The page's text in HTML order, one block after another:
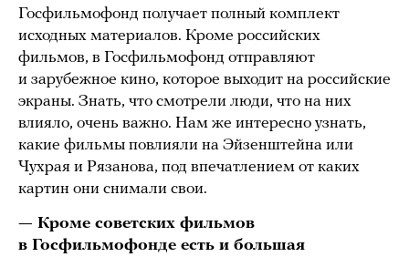
Госфильмофонд получает полный комплект
исходных материалов. Кроме российских
фильмов, в Госфильмофонд отправляют
и зарубежное кино, которое выходит на российские
экраны. Знать, что смотрели люди, что на них
влияло, очень важно. Нам же интересно узнать,
какие фильмы повлияли на Эйзенштейна или
Чухрая и Рязанова, под впечатлением от каких
картин они снимали свои.
— Кроме советских фильмов
в Госфильмофонде есть и большая